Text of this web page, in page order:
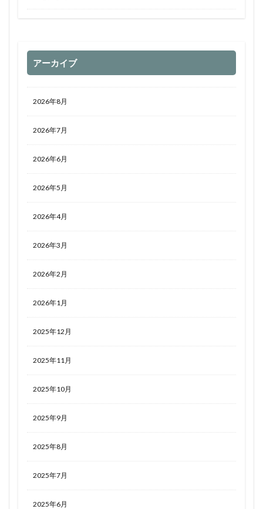
アーカイブ
2026年8月
2026年7月
2026年6月
2026年5月
2026年4月
2026年3月
2026年2月
2026年1月
2025年12月
2025年11月
2025年10月
2025年9月
2025年8月
2025年7月
2025年6月